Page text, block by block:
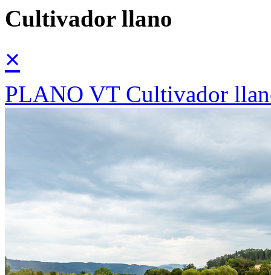
Cultivador llano
×
PLANO VT Cultivador